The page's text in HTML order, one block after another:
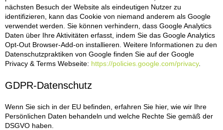
nächsten Besuch der Website als eindeutigen Nutzer zu
identifizieren, kann das Cookie von niemand anderem als Google
verwendet werden. Sie können verhindern, dass Google Analytics
Daten über Ihre Aktivitäten erfasst, indem Sie das Google Analytics
Opt-Out Browser-Add-on installieren. Weitere Informationen zu den
Datenschutzpraktiken von Google finden Sie auf der Google
Privacy & Terms Webseite: https://policies.google.com/privacy.
GDPR-Datenschutz
Wenn Sie sich in der EU befinden, erfahren Sie hier, wie wir Ihre
Persönlichen Daten behandeln und welche Rechte Sie gemäß der
DSGVO haben.